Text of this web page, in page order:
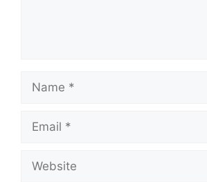
Name
Email
Website